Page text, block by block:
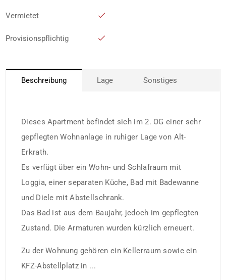
Vermietet
Provisionspflichtig
Beschreibung Lage Sonstiges
Dieses Apartment befindet sich im 2. OG einer sehr
gepflegten Wohnanlage in ruhiger Lage von Alt-
Erkrath.
Es verfügt über ein Wohn- und Schlafraum mit
Loggia, einer separaten Küche, Bad mit Badewanne
und Diele mit Abstellschrank.
Das Bad ist aus dem Baujahr, jedoch im gepflegten
Zustand. Die Armaturen wurden kürzlich erneuert.
Zu der Wohnung gehören ein Kellerraum sowie ein
KFZ-Abstellplatz in ...